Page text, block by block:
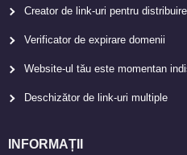
Creator de link-uri pentru distribuire
Verificator de expirare domenii
Website-ul tău este momentan
Deschizător de link-uri multiple
INFORMAȚII